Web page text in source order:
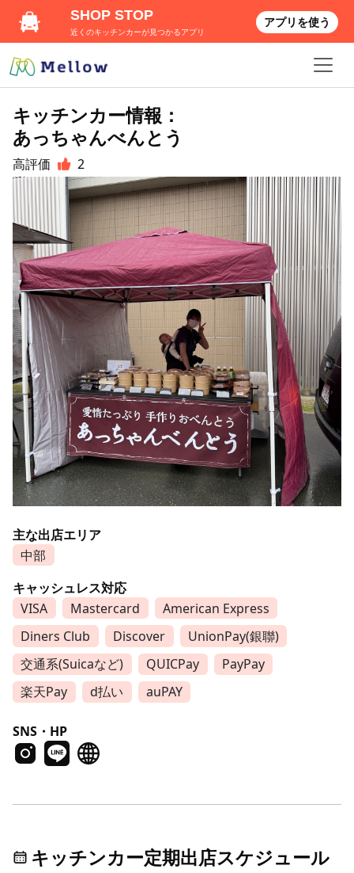
キッチンカー情報：
あっちゃんべんとう
高評価 2
主な出店エリア
中部
キャッシュレス対応
VISA
Mastercard
American Express
Diners Club
Discover
UnionPay(銀聯)
交通系(Suicaなど)
QUICPay
PayPay
楽天Pay
d払い auPAY
SNS・HP
キッチンカー定期出店スケジュール
SHOP STOP
近くのキッチンカーが見つかるアプリ
アプリを使う